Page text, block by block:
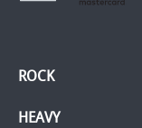
ROCK
HEAVY